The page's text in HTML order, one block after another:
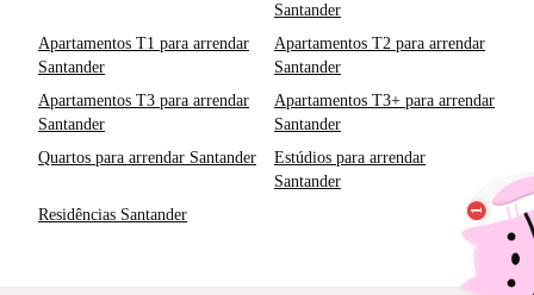
Santander
Apartamentos T1 para arrendar
Santander
Apartamentos T2 para arrendar
Santander
Apartamentos T3 para arrendar
Santander
Apartamentos T3+ para arrendar
Santander
Quartos para arrendar Santander
Estúdios para arrendar
Santander
Residências Santander